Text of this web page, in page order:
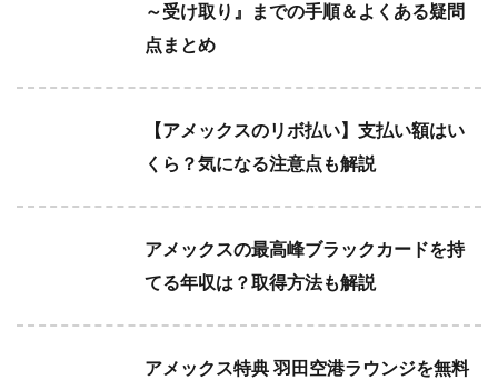
～受け取り』までの手順＆よくある疑問
点まとめ
【アメックスのリボ払い】支払い額はい
くら？気になる注意点も解説
アメックスの最高峰ブラックカードを持
てる年収は？取得方法も解説
アメックス特典 羽田空港ラウンジを無料